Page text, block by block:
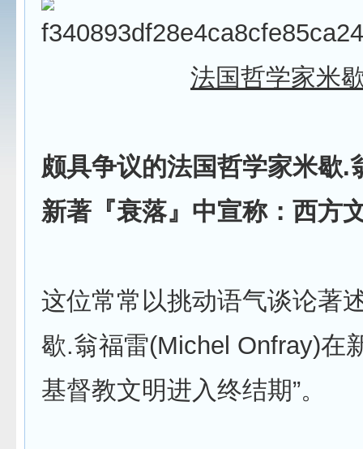
法国哲学家米
颇具争议的法国哲学家米歇.
新著『衰落』中宣称：西方
这位常常以挑动语气谈论著
歇.翁福雷(Michel Onfray)在
基督教文明进入终结期”。